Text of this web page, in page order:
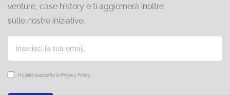
venture, case history e ti aggiornerà inoltre
sulle nostre iniziative.
Ho letto e accetto laPrivacy Policy